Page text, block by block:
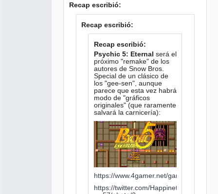
Recap escribió:
Recap escribió:
Recap escribió:
Psychic 5: Eternal será el
próximo "remake" de los
autores de Snow Bros.
Special de un clásico de
los "gee-sen", aunque
parece que esta vez habrá
modo de "gráficos
originales" (que raramente
salvará la carnicería):
https://www.4gamer.net/games/654/
https://twitter.com/Happinet_VG/status/